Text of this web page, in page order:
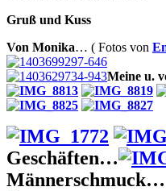
Gruß und Kuss
Von Monika… ( Fotos von
Meine u.
Geschäften…
Männerschmuck…